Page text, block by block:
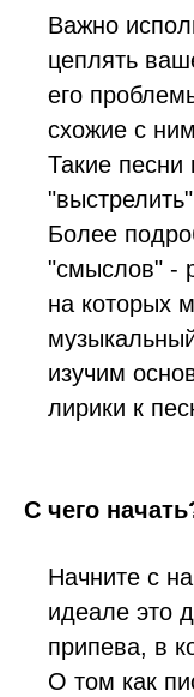
Важно
цеплять
его
схожие с
Такие
Более
"смыслов" -
на которых
изучим
лирики к
С чего
Начните с
идеале это
припева, в
О том как